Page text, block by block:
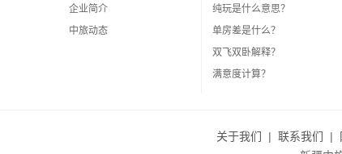
企业简介
中旅动态
纯玩是什么意思？
单房差是什么？
双飞双卧解释？
满意度计算？
关于我们 | 联系我们 |